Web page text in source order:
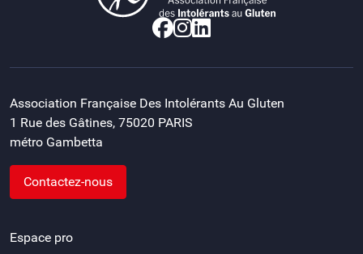
Association Française Des Intolérants Au Gluten
1 Rue des Gâtines, 75020 PARIS
métro Gambetta
Contactez-nous
Espace pro